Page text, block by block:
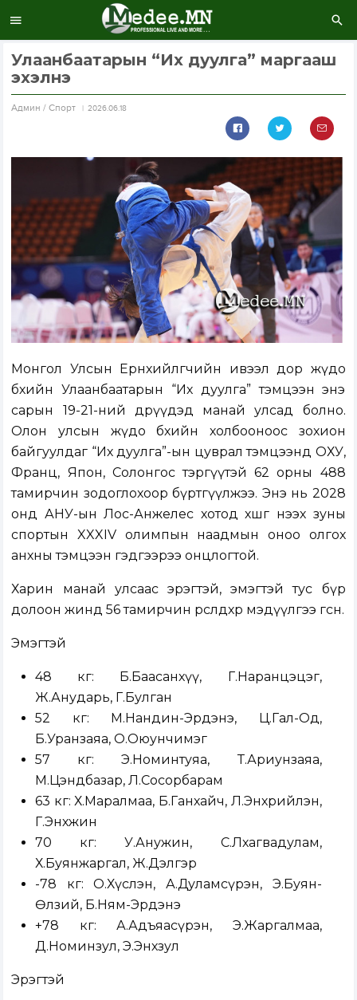
Улаанбаатарын “Их дуулга” маргааш
эхэлнэ
Aдмин / Спорт 2026.06.18
Монгол Улсын Ерөнхийлөгчийн ивээл дор жүдо
бөхийн Улаанбаатарын “Их дуулга” тэмцээн энэ
сарын 19-21-ний өдрүүдэд манай улсад болно.
Олон улсын жүдо бөхийн холбооноос зохион
байгуулдаг “Их дуулга”-ын цуврал тэмцээнд ОХУ,
Франц, Япон, Солонгос тэргүүтэй 62 орны 488
тамирчин зодоглохоор бүртгүүлжээ. Энэ нь 2028
онд АНУ-ын Лос-Анжелес хотод хөшгөө нээх зуны
спортын XXXIV олимпын наадмын оноо олгох
анхны тэмцээн гэдгээрээ онцлогтой.
Харин манай улсаас эрэгтэй, эмэгтэй тус бүр
долоон жинд 56 тамирчин өрсөлдөхөөр мэдүүлгээ өгсөн.
Эмэгтэй
48 кг: Б.Баасанхүү, Г.Наранцэцэг,
Ж.Анударь, Г.Булган
52 кг: М.Нандин-Эрдэнэ, Ц.Гал-Од,
Б.Уранзаяа, О.Оюунчимэг
57 кг: Э.Номинтуяа, Т.Ариунзаяа,
М.Цэндбазар, Л.Сосорбарам
63 кг: Х.Маралмаа, Б.Ганхайч, Л.Энхрийлэн,
Г.Энхжин
70 кг: У.Анужин, С.Лхагвадулам,
Х.Буянжаргал, Ж.Дэлгэр
-78 кг: О.Хүслэн, А.Дуламсүрэн, Э.Буян-
Өлзий, Б.Ням-Эрдэнэ
+78 кг: А.Адъяасүрэн, Э.Жаргалмаа,
Д.Номинзул, Э.Энхзул
Эрэгтэй